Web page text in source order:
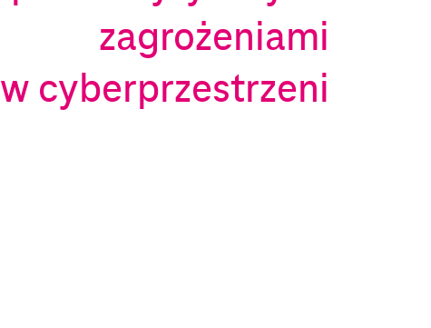
zagrożeniami
w cyberprzestrzeni